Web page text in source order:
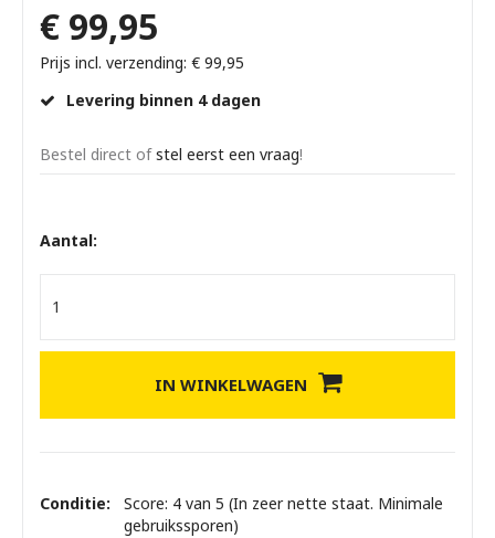
€ 99,95
Prijs incl. verzending: € 99,95
Levering binnen 4 dagen
Bestel direct ofstel eerst een vraag!
Aantal:
IN WINKELWAGEN
Conditie:
Score: 4 van 5 (In zeer nette staat. Minimale
gebruikssporen)